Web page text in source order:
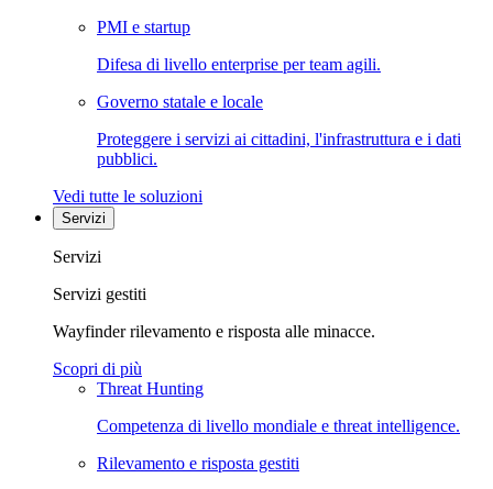
PMI e startup
Difesa di livello enterprise per team agili.
Governo statale e locale
Proteggere i servizi ai cittadini, l'infrastruttura e i dati
pubblici.
Vedi tutte le soluzioni
Servizi
Servizi
Servizi gestiti
Wayfinder rilevamento e risposta alle minacce.
Scopri di più
Threat Hunting
Competenza di livello mondiale e threat intelligence.
Rilevamento e risposta gestiti